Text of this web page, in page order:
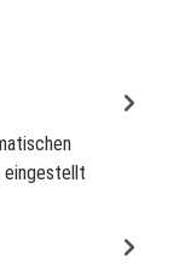
eingestellt